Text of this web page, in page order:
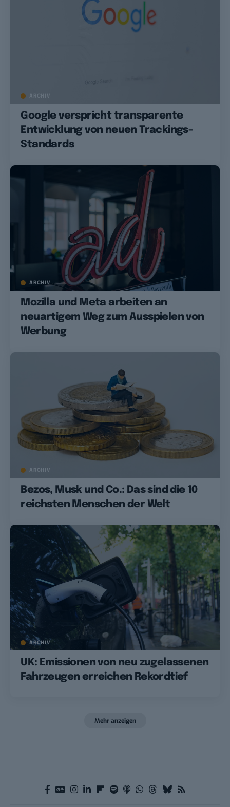
ARCHIV
Google verspricht transparente
Entwicklung von neuen Trackings-
Standards
ARCHIV
Mozilla und Meta arbeiten an
neuartigem Weg zum Ausspielen von
Werbung
ARCHIV
Bezos, Musk und Co.: Das sind die 10
reichsten Menschen der Welt
ARCHIV
UK: Emissionen von neu zugelassenen
Fahrzeugen erreichen Rekordtief
Mehr anzeigen